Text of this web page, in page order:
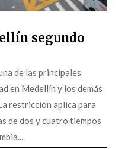
segundo
de las principales
en Medellín y los demás
restricción aplica para
de dos y cuatro tiempos